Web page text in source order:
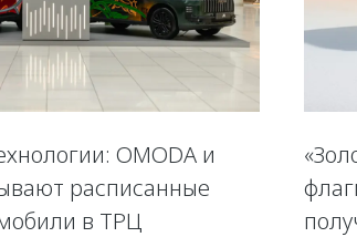
OMODA и
расписанные
в ТРЦ